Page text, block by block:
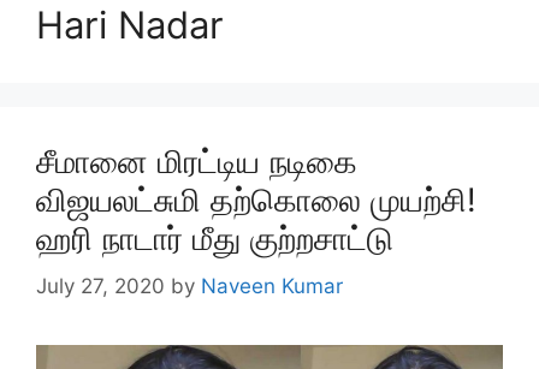
Hari Nadar
சீமானை மிரட்டிய நடிகை
விஜயலட்சுமி தற்கொலை முயற்சி!
ஹரி நாடார் மீது குற்றசாட்டு
July 27, 2020 by Naveen Kumar